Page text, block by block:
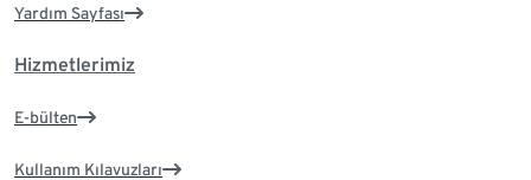
Yardım Sayfası
Hizmetlerimiz
E-bülten
Kullanım Kılavuzları